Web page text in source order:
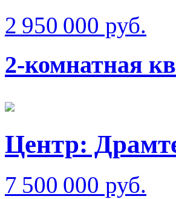
2 950 000 руб.
2-комнатная
Центр:
7 500 000 руб.